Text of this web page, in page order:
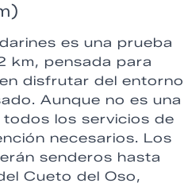
es una prueba
km, pensada para
disfrutar del entorno
Aunque no es una
los servicios de
necesarios. Los
senderos hasta
Cueto del Oso,